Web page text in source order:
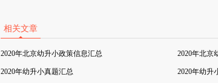
相关文章
2020年北京幼升小政策信息汇总 2020年北京
2020年幼升小真题汇总 2020年幼升